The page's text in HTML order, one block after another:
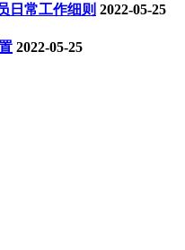
日常工作细则 2022-05-25
2022-05-25